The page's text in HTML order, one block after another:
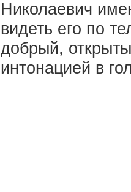
Николаевич
видеть его по
добрый,
интонацией в